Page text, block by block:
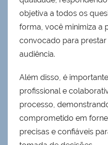
objetiva a todos os
forma, você minimiza a
convocado para
audiência.
Além disso, é
profissional e
processo,
comprometido em
precisas e confiáveis